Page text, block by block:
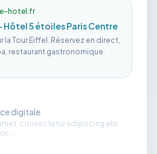
hotel.fr
5 étoiles Paris Centre
la Tour Eiffel. Réservez en direct,
restaurant gastronomique.
digitale
consectetur adipiscing elit.